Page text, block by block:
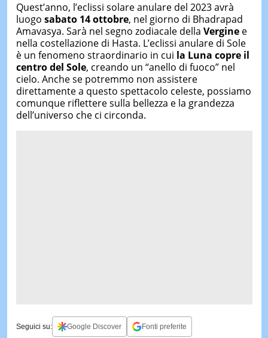
Quest’anno, l’eclissi solare anulare del 2023 avrà
luogo sabato 14 ottobre, nel giorno di Bhadrapad
Amavasya. Sarà nel segno zodiacale della Verginee
nella costellazione di Hasta. L’eclissi anulare di Sole
è un fenomeno straordinario in cui la Luna copre il
centro del Sole, creando un “anello di fuoco” nel
cielo. Anche se potremmo non assistere
direttamente a questo spettacolo celeste, possiamo
comunque riflettere sulla bellezza e la grandezza
dell’universo che ci circonda.
Seguici su: Google Discover Fonti preferite